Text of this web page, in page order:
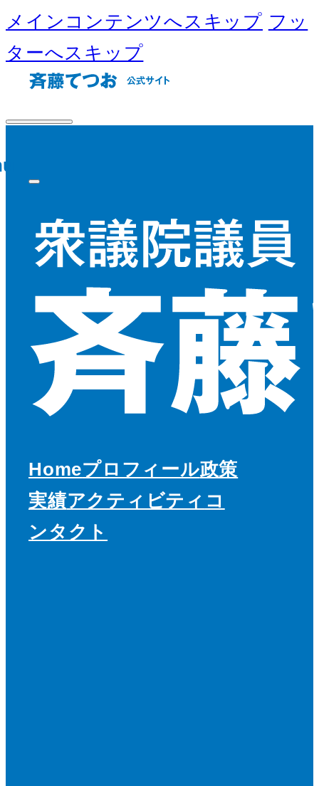
メインコンテンツへスキップ フッ
ターへスキップ
Homeプロフィール政策
実績アクティビティ コ
ンタクト